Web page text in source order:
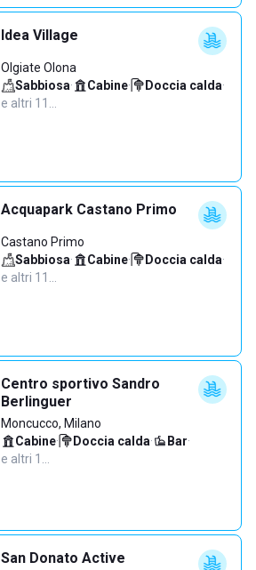
Idea Village
Olgiate Olona
Sabbiosa· Cabine· Doccia calda·
e altri 11…
Acquapark Castano Primo
Castano Primo
Sabbiosa· Cabine· Doccia calda·
e altri 11…
Centro sportivo Sandro
Berlinguer
Moncucco, Milano
Cabine· Doccia calda· Bar·
e altri 1…
San Donato Active